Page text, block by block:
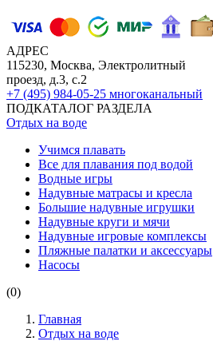
АДРЕС
115230, Москва, Электролитный
проезд, д.3, с.2
+7 (495) 984-05-25 многоканальный
ПОДКАТАЛОГ РАЗДЕЛА
Отдых на воде
Учимся плавать
Все для плавания под водой
Водные игры
Надувные матрасы и кресла
Большие надувные игрушки
Надувные круги и мячи
Надувные игровые комплексы
Пляжные палатки и аксессуары
Насосы
(0)
Главная
Отдых на воде